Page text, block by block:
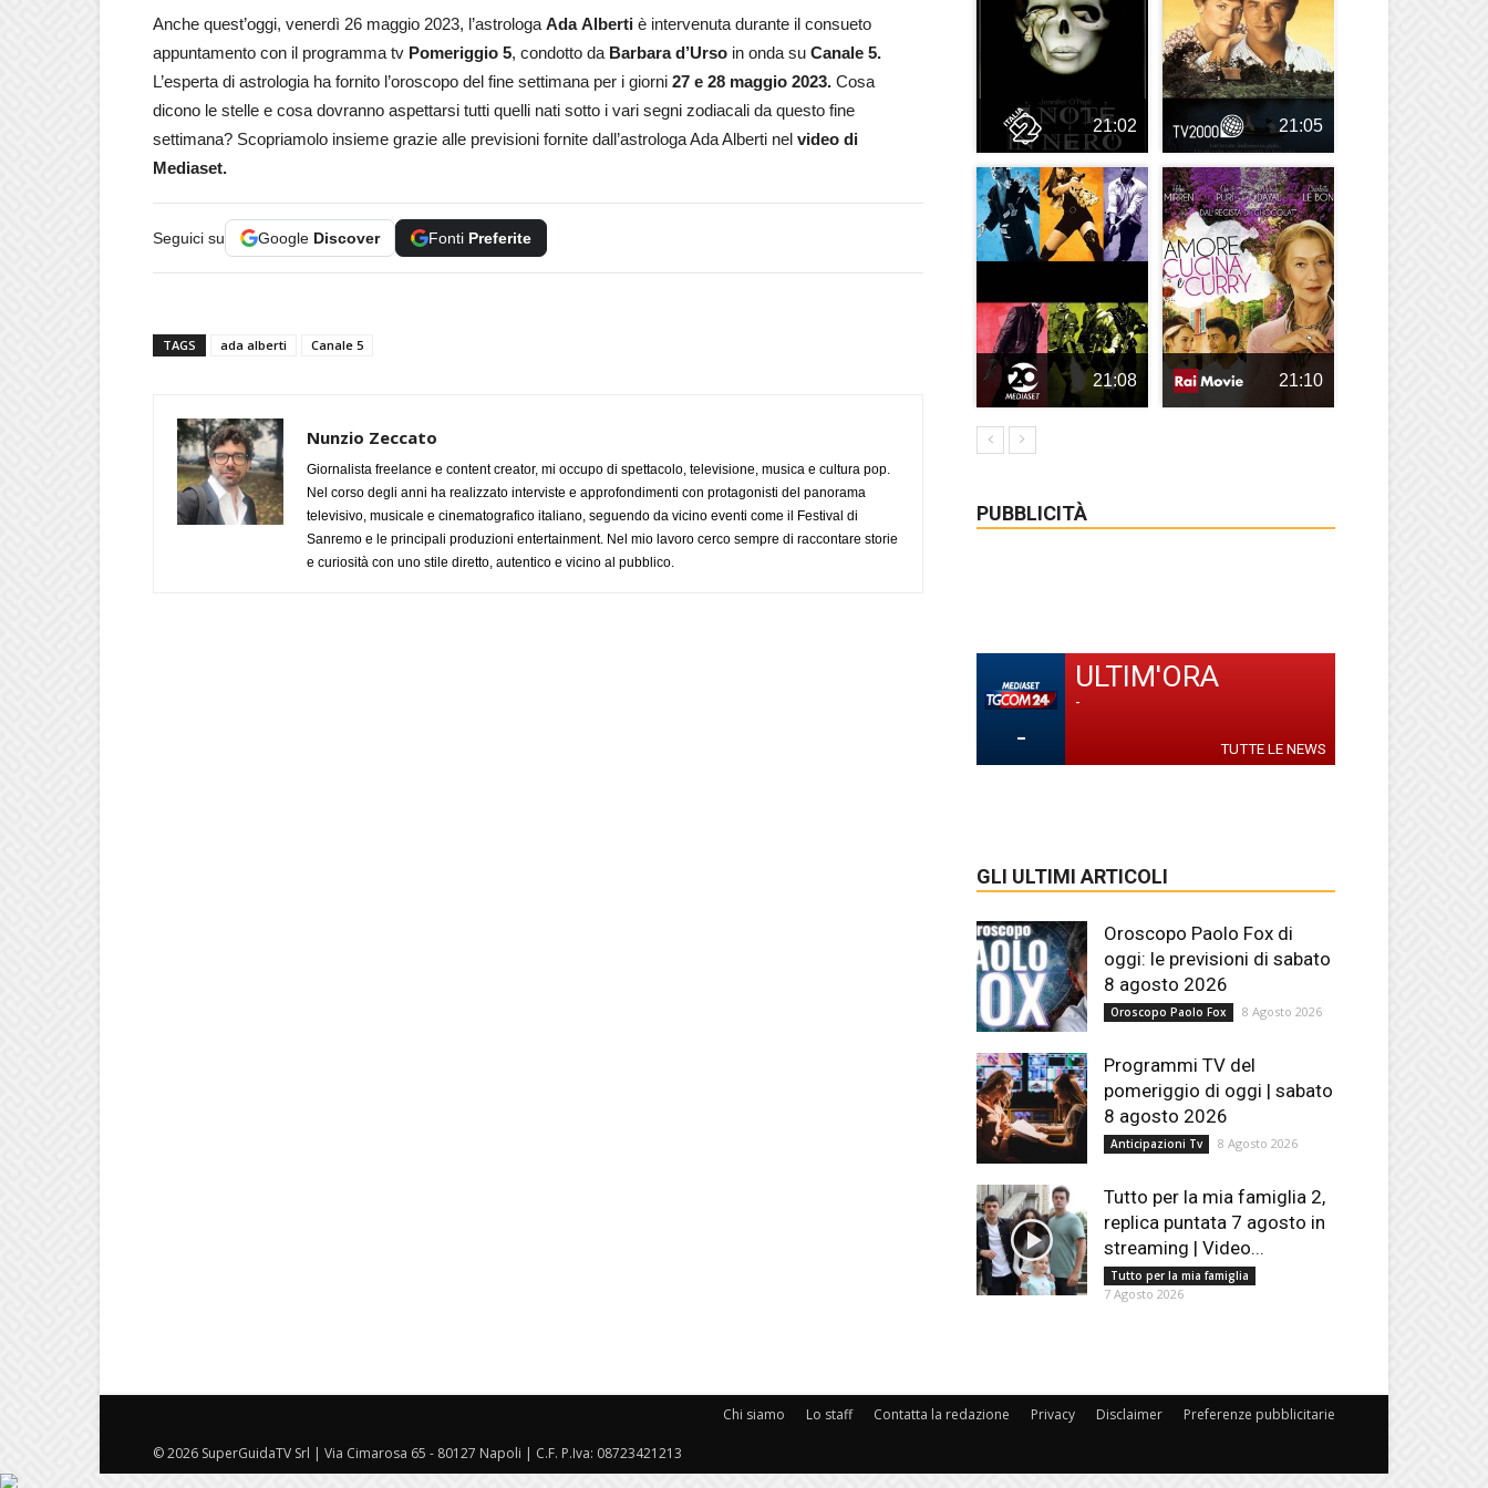
Anche quest’oggi, venerdì 26 maggio 2023, l’astrologa Ada Alberti è intervenuta durante il consueto
appuntamento con il programma tv Pomeriggio 5, condotto da Barbara d’Urso in onda su Canale 5.
L’esperta di astrologia ha fornito l’oroscopo del fine settimana per i giorni 27 e 28 maggio 2023. Cosa
dicono le stelle e cosa dovranno aspettarsi tutti quelli nati sotto i vari segni zodiacali da questo fine
settimana? Scopriamolo insieme grazie alle previsioni fornite dall’astrologa Ada Alberti nel video di
Mediaset.
Seguici su Google Discover Fonti Preferite
TAGS ada alberti Canale 5
Nunzio Zeccato
Giornalista freelance e content creator, mi occupo di spettacolo, televisione, musica e cultura pop.
Nel corso degli anni ha realizzato interviste e approfondimenti con protagonisti del panorama
televisivo, musicale e cinematografico italiano, seguendo da vicino eventi come il Festival di
Sanremo e le principali produzioni entertainment. Nel mio lavoro cerco sempre di raccontare storie
e curiosità con uno stile diretto, autentico e vicino al pubblico.
21:02 21:05
21:08 21:10
PUBBLICITÀ
-
ULTIM'ORA
-
TUTTE LE NEWS
GLI ULTIMI ARTICOLI
Oroscopo Paolo Fox di
oggi: le previsioni di sabato
8 agosto 2026
Oroscopo Paolo Fox 8 Agosto 2026
Programmi TV del
pomeriggio di oggi | sabato
8 agosto 2026
Anticipazioni Tv 8 Agosto 2026
Tutto per la mia famiglia 2,
replica puntata 7 agosto in
streaming | Video...
Tutto per la mia famiglia
7 Agosto 2026
Chi siamo Lo staff Contatta la redazione Privacy Disclaimer Preferenze pubblicitarie
© 2026 SuperGuidaTV Srl | Via Cimarosa 65 - 80127 Napoli | C.F. P.Iva: 08723421213